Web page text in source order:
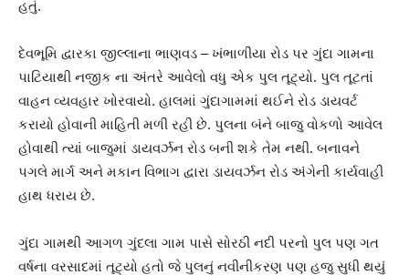
હતું.
દેવભૂમિ દ્વારકા જીલ્લાના ભાણવડ – ખંભાળીયા રોડ પર ગુંદા ગામના
પાટિયાથી નજીક ના અંતરે આવેલો વધુ એક પુલ તૂટ્યો. પુલ તૂટતાં
વાહન વ્યવહાર ખોરવાયો. હાલમાં ગુંદાગામમાં થઈને રોડ ડાયવર્ટ
કરાયો હોવાની માહિતી મળી રહી છે. પુલના બંને બાજુ વોકળો આવેલ
હોવાથી ત્યાં બાજુમાં ડાયવર્ઝન રોડ બની શકે તેમ નથી. બનાવને
પગલે માર્ગ અને મકાન વિભાગ દ્વારા ડાયવર્ઝન રોડ અંગેની કાર્યવાહી
હાથ ધરાય છે.
ગુંદા ગામથી આગળ ગુંદલા ગામ પાસે સોરઠી નદી પરનો પુલ પણ ગત
વર્ષના વરસાદમાં તૂટ્યો હતો જે પુલનું નવીનીકરણ પણ હજુ સુધી થયું